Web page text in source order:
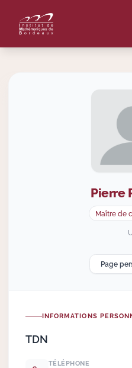
Pierre
Maître de
Page
INFORMATIONS
TDN
TÉLÉPHONE